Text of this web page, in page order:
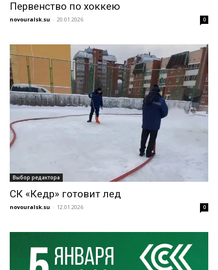
Первенство по хоккею
novouralsk.su - 20.01.2026 0
Выбор редактора
СК «Кедр» готовит лед
novouralsk.su - 12.01.2026 0